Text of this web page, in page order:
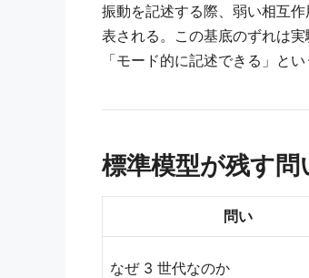
振動を記述する際、弱い相互
表される。この基底のずれは
「モード的に記述できる」と
標準模型が残す
問い
なぜ 3 世代なのか